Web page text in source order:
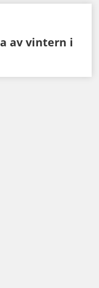
av vintern i